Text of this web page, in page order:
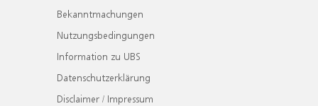
Bekanntmachungen
Nutzungsbedingungen
Information zu UBS
Datenschutzerklärung
Disclaimer / Impressum